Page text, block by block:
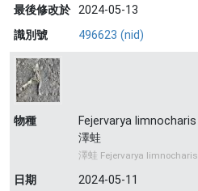
最後修改於 2024-05-13
識別號
496623 (nid)
物種
Fejervarya limnocharis
澤蛙
澤蛙 Fejervarya limnocharis
日期
2024-05-11